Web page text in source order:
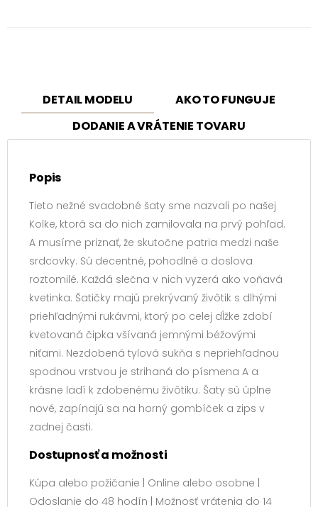
DETAIL MODELU
AKO TO FUNGUJE
DODANIE A VRÁTENIE TOVARU
Popis
Tieto nežné svadobné šaty sme nazvali po našej
Kolke, ktorá sa do nich zamilovala na prvý pohľad.
A musíme priznať, že skutočne patria medzi naše
srdcovky. Sú decentné, pohodlné a doslova
roztomilé. Každá slečna v nich vyzerá ako voňavá
kvetinka. Šatičky majú prekrývaný živôtik s dlhými
priehľadnými rukávmi, ktorý po celej dĺžke zdobí
kvetovaná čipka všívaná jemnými béžovými
niťami. Nezdobená tylová sukňa s nepriehľadnou
spodnou vrstvou je strihaná do písmena A a
krásne ladí k zdobenému živôtiku. Šaty sú úplne
nové, zapínajú sa na horný gombíček a zips v
zadnej časti.
Dostupnosť a možnosti
Kúpa alebo požičanie | Online alebo osobne |
Odoslanie do 48 hodín | Možnosť vrátenia do 14